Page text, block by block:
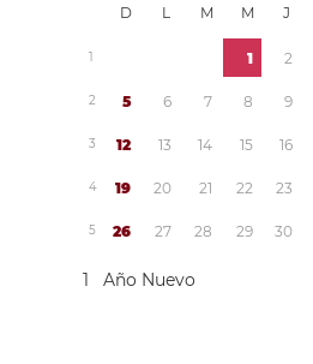
D L M M J
1 1 2
2 5 6 7 8 9
3 12 13 14 15 16
4 19 20 21 22 23
5 26 27 28 29 30
1 Año Nuevo